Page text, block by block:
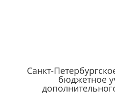
Санкт-
бюджетное